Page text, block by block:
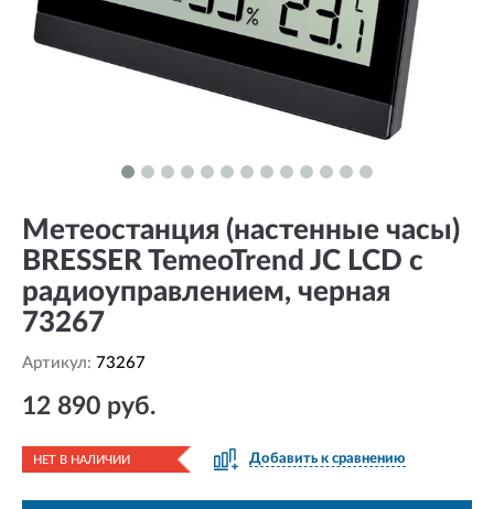
Метеостанция (настенные часы)
BRESSER TemeoTrend JC LCD с
радиоуправлением, черная
73267
Артикул: 73267
12 890 руб.
НЕТ В НАЛИЧИИ Добавить к сравнению